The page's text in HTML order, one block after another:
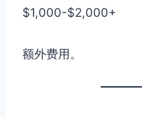
$1,000-$2,000+
额外费用。